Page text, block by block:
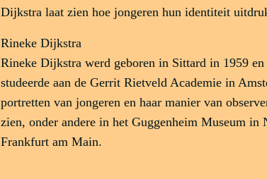
Dijkstra laat zien hoe jongeren hun identiteit
Rineke Dijkstra
Rineke Dijkstra werd geboren in Sittard in 1959
studeerde aan de Gerrit Rietveld Academie in
portretten van jongeren en haar manier van
zien, onder andere in het Guggenheim Museum in
Frankfurt am Main.